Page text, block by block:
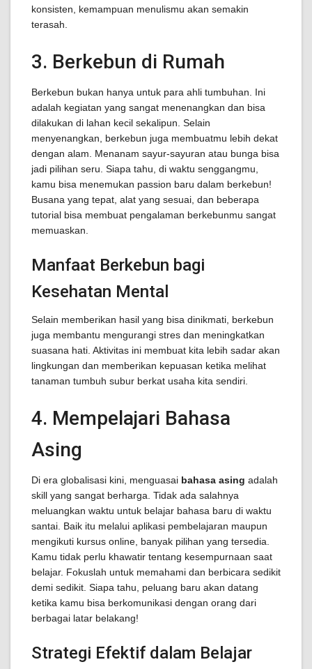
konsisten, kemampuan menulismu akan semakin
terasah.
3. Berkebun di Rumah
Berkebun bukan hanya untuk para ahli tumbuhan. Ini
adalah kegiatan yang sangat menenangkan dan bisa
dilakukan di lahan kecil sekalipun. Selain
menyenangkan, berkebun juga membuatmu lebih dekat
dengan alam. Menanam sayur-sayuran atau bunga bisa
jadi pilihan seru. Siapa tahu, di waktu senggangmu,
kamu bisa menemukan passion baru dalam berkebun!
Busana yang tepat, alat yang sesuai, dan beberapa
tutorial bisa membuat pengalaman berkebunmu sangat
memuaskan.
Manfaat Berkebun bagi
Kesehatan Mental
Selain memberikan hasil yang bisa dinikmati, berkebun
juga membantu mengurangi stres dan meningkatkan
suasana hati. Aktivitas ini membuat kita lebih sadar akan
lingkungan dan memberikan kepuasan ketika melihat
tanaman tumbuh subur berkat usaha kita sendiri.
4. Mempelajari Bahasa
Asing
Di era globalisasi kini, menguasai bahasa asing adalah
skill yang sangat berharga. Tidak ada salahnya
meluangkan waktu untuk belajar bahasa baru di waktu
santai. Baik itu melalui aplikasi pembelajaran maupun
mengikuti kursus online, banyak pilihan yang tersedia.
Kamu tidak perlu khawatir tentang kesempurnaan saat
belajar. Fokuslah untuk memahami dan berbicara sedikit
demi sedikit. Siapa tahu, peluang baru akan datang
ketika kamu bisa berkomunikasi dengan orang dari
berbagai latar belakang!
Strategi Efektif dalam Belajar